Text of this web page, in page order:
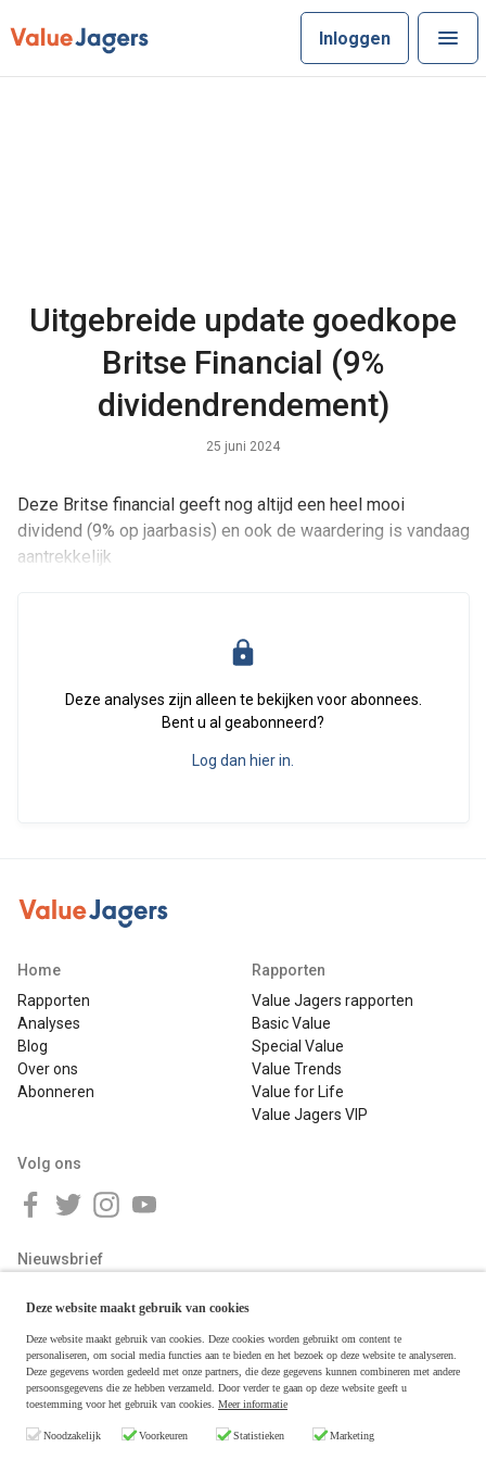
Inloggen
Uitgebreide update goedkope
Britse Financial (9%
dividendrendement)
25 juni 2024
Deze Britse financial geeft nog altijd een heel mooi
dividend (9% op jaarbasis) en ook de waardering is vandaag
aantrekkelijk
Deze analyses zijn alleen te bekijken voor abonnees.
Bent u al geabonneerd?
Log dan hier in.
Home
Rapporten
Analyses
Blog
Over ons
Abonneren
Rapporten
Value Jagers rapporten
Basic Value
Special Value
Value Trends
Value for Life
Value Jagers VIP
Volg ons
Nieuwsbrief
Deze website maakt gebruik van cookies
Deze website maakt gebruik van cookies. Deze cookies worden gebruikt om content te
personaliseren, om social media functies aan te bieden en het bezoek op deze website te analyseren.
Deze gegevens worden gedeeld met onze partners, die deze gegevens kunnen combineren met andere
persoonsgegevens die ze hebben verzameld. Door verder te gaan op deze website geeft u
toestemming voor het gebruik van cookies. Meer informatie
Noodzakelijk Voorkeuren Statistieken Marketing